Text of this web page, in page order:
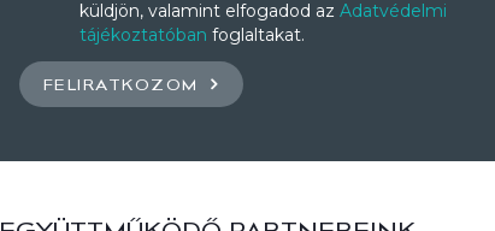
küldjön, valamint elfogadod az Adatvédelmi
tájékoztatóban foglaltakat.
FELIRATKOZOM